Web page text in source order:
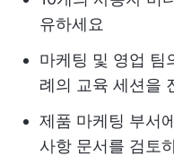
유하세요
마케팅 및 영업 팀
례의 교육 세션을
제품 마케팅 부서
사항 문서를 검토